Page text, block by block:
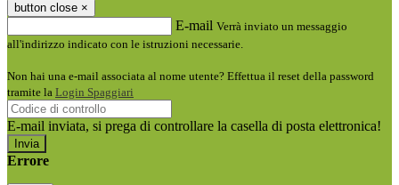
button close ×
E-mail Verrà inviato un messaggio
all'indirizzo indicato con le istruzioni necessarie.
Non hai una e-mail associata al nome utente? Effettua il reset della password
tramite la Login Spaggiari
E-mail inviata, si prega di controllare la casella di posta elettronica!
Errore